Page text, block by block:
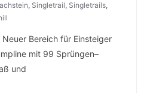
, Singletrail, Singletrails,
Bereich für Einsteiger
mit 99 Sprüngen–
und